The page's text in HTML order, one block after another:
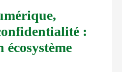
:
écosystème